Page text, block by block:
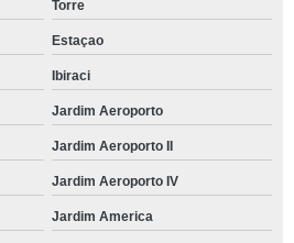
Torre
Estaçao
Ibiraci
Jardim Aeroporto
Jardim Aeroporto II
Jardim Aeroporto IV
Jardim America